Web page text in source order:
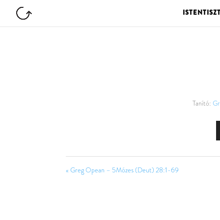
Tanító:
« Greg Opean – 5Mózes (Deut) 28:1-69